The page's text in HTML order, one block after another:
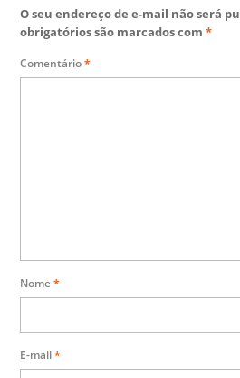
O seu endereço de e-mail não será
obrigatórios são marcados com*
Comentário*
Nome*
E-mail*